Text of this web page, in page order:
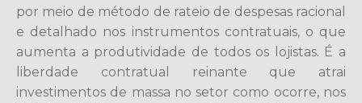
por meio de método de rateio de despesas racional
e detalhado nos instrumentos contratuais, o que
aumenta a produtividade de todos os lojistas. É a
liberdade contratual reinante que atrai
investimentos de massa no setor como ocorre, nos